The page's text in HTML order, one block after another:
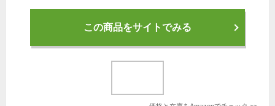
この商品をサイトでみる